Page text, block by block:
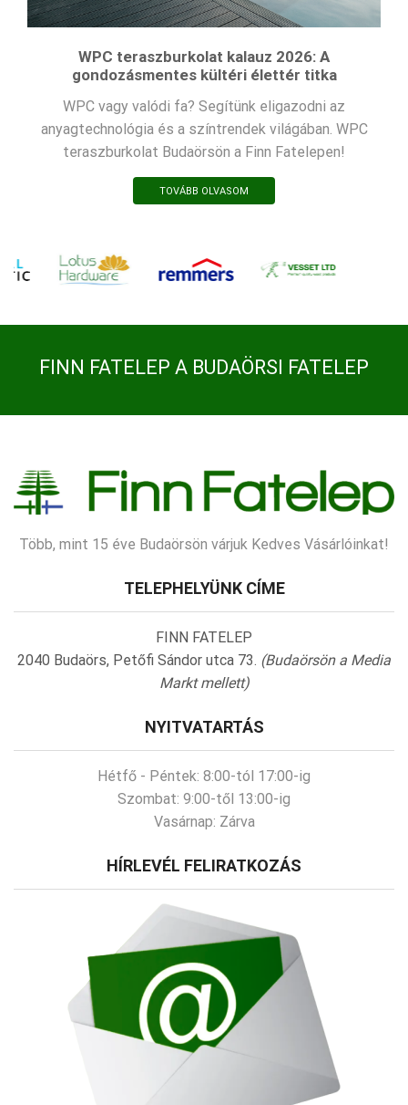
WPC teraszburkolat kalauz 2026: A
gondozásmentes kültéri élettér titka
WPC vagy valódi fa? Segítünk eligazodni az
anyagtechnológia és a színtrendek világában. WPC
teraszburkolat Budaörsön a Finn Fatelepen!
TOVÁBB OLVASOM
FINN FATELEP A BUDAÖRSI FATELEP
Több, mint 15 éve Budaörsön várjuk Kedves Vásárlóinkat!
TELEPHELYÜNK CÍME
FINN FATELEP
2040 Budaörs, Petőfi Sándor utca 73. (Budaörsön a Media
Markt mellett)
NYITVATARTÁS
Hétfő - Péntek: 8:00-tól 17:00-ig
Szombat: 9:00-től 13:00-ig
Vasárnap: Zárva
HÍRLEVÉL FELIRATKOZÁS